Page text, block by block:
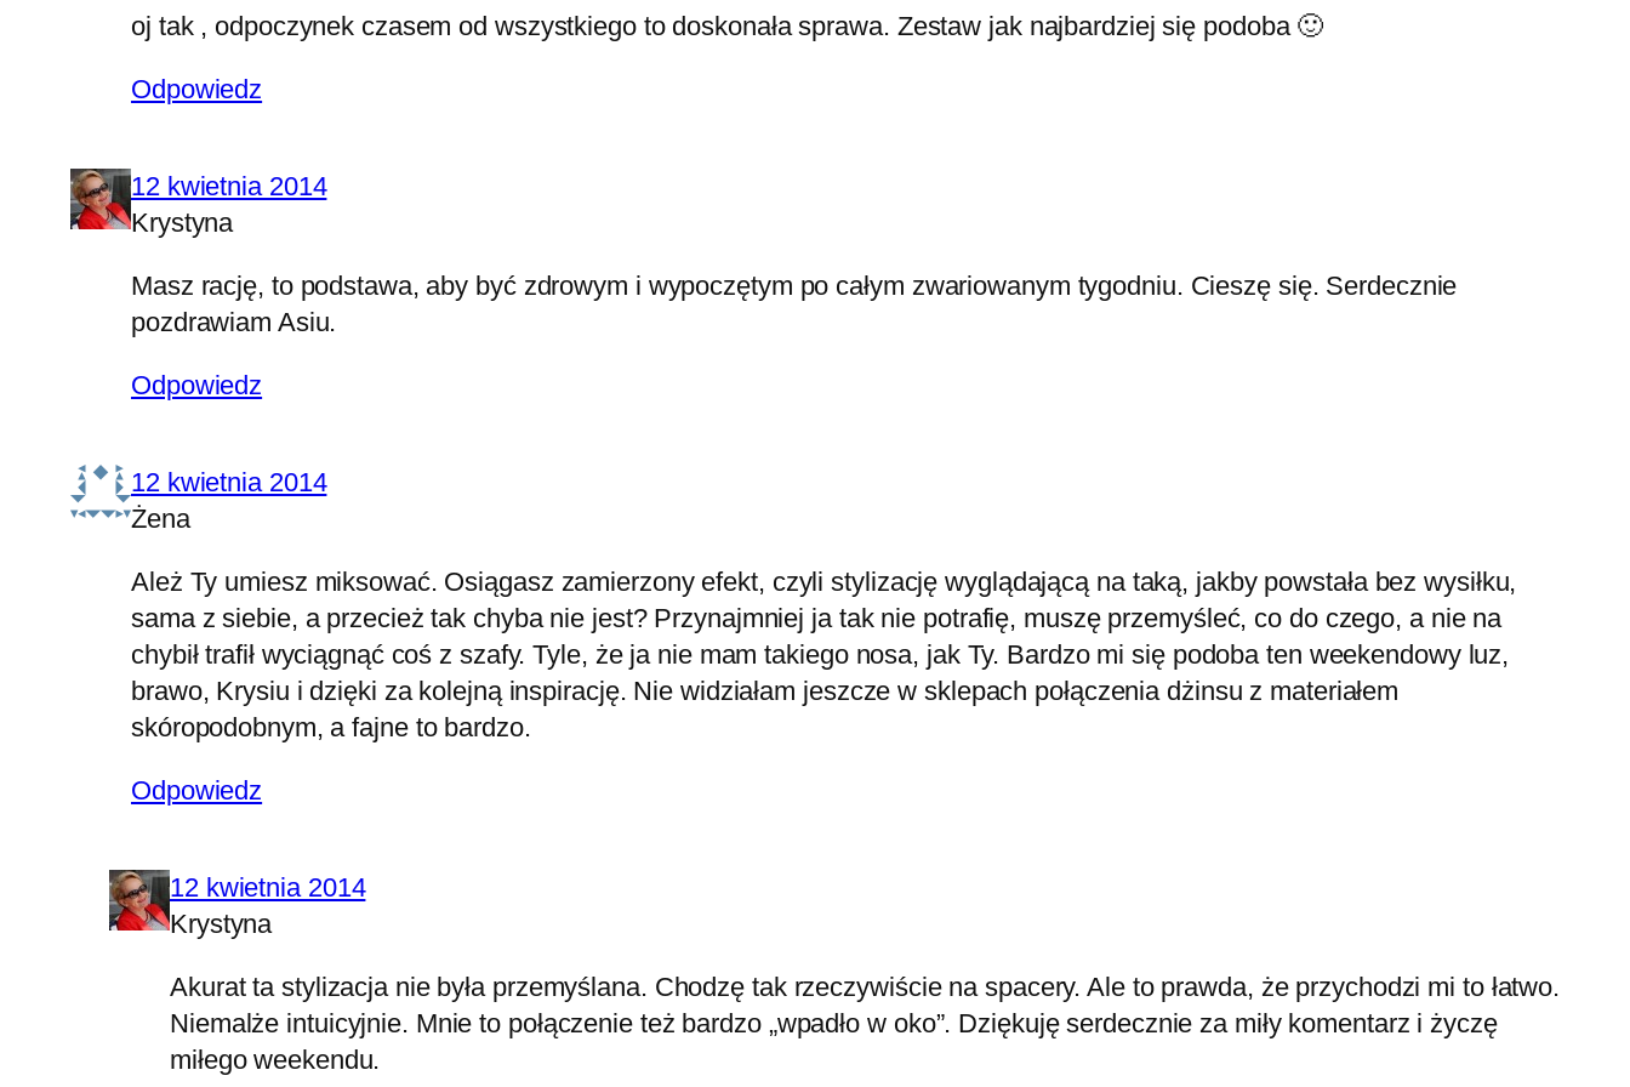
oj tak , odpoczynek czasem od wszystkiego to doskonała sprawa. Zestaw jak najbardziej się podoba 🙂
Odpowiedz
12 kwietnia 2014
Krystyna
Masz rację, to podstawa, aby być zdrowym i wypoczętym po całym zwariowanym tygodniu. Cieszę się. Serdecznie
pozdrawiam Asiu.
Odpowiedz
12 kwietnia 2014
Żena
Ależ Ty umiesz miksować. Osiągasz zamierzony efekt, czyli stylizację wyglądającą na taką, jakby powstała bez wysiłku,
sama z siebie, a przecież tak chyba nie jest? Przynajmniej ja tak nie potrafię, muszę przemyśleć, co do czego, a nie na
chybił trafił wyciągnąć coś z szafy. Tyle, że ja nie mam takiego nosa, jak Ty. Bardzo mi się podoba ten weekendowy luz,
brawo, Krysiu i dzięki za kolejną inspirację. Nie widziałam jeszcze w sklepach połączenia dżinsu z materiałem
skóropodobnym, a fajne to bardzo.
Odpowiedz
12 kwietnia 2014
Krystyna
Akurat ta stylizacja nie była przemyślana. Chodzę tak rzeczywiście na spacery. Ale to prawda, że przychodzi mi to łatwo.
Niemalże intuicyjnie. Mnie to połączenie też bardzo „wpadło w oko”. Dziękuję serdecznie za miły komentarz i życzę
miłego weekendu.